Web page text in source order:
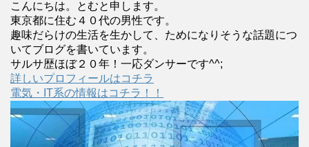
こんにちは。とむと申します。
東京都に住む４０代の男性です。
趣味だらけの生活を生かして、ためになりそうな話題につ
いてブログを書いています。
サルサ歴ほぼ２０年！一応ダンサーです^^;
詳しいプロフィールはコチラ
電気・IT系の情報はコチラ！！